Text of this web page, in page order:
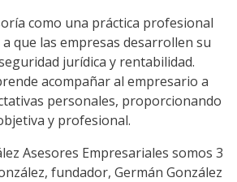
como una práctica profesional
que las empresas desarrollen su
jurídica y rentabilidad.
acompañar al empresario a
personales, proporcionando
y profesional.
Asesores Empresariales somos 3
fundador, Germán González